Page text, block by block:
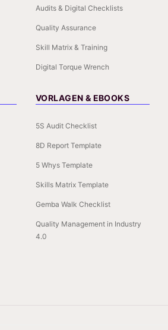
Audits & Digital Checklists
Quality Assurance
Skill Matrix & Training
Digital Torque Wrench
VORLAGEN & EBOOKS
5S Audit Checklist
8D Report Template
5 Whys Template
Skills Matrix Template
Gemba Walk Checklist
Quality Management in Industry
4.0